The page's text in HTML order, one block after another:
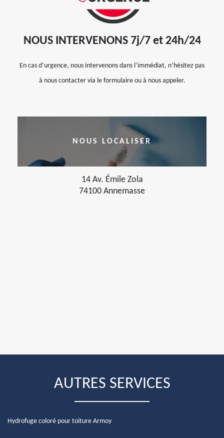
NOUS INTERVENONS 7j/7 et 24h/24
En cas d’urgence, nous intervenons dans l’immédiat, n’hésitez pas
à nous contacter via le formulaire ou à nous appeler.
NOUS LOCALISER
14 Av. Émile Zola
74100 Annemasse
AUTRES SERVICES
Hydrofuge coloré pour toiture Armoy